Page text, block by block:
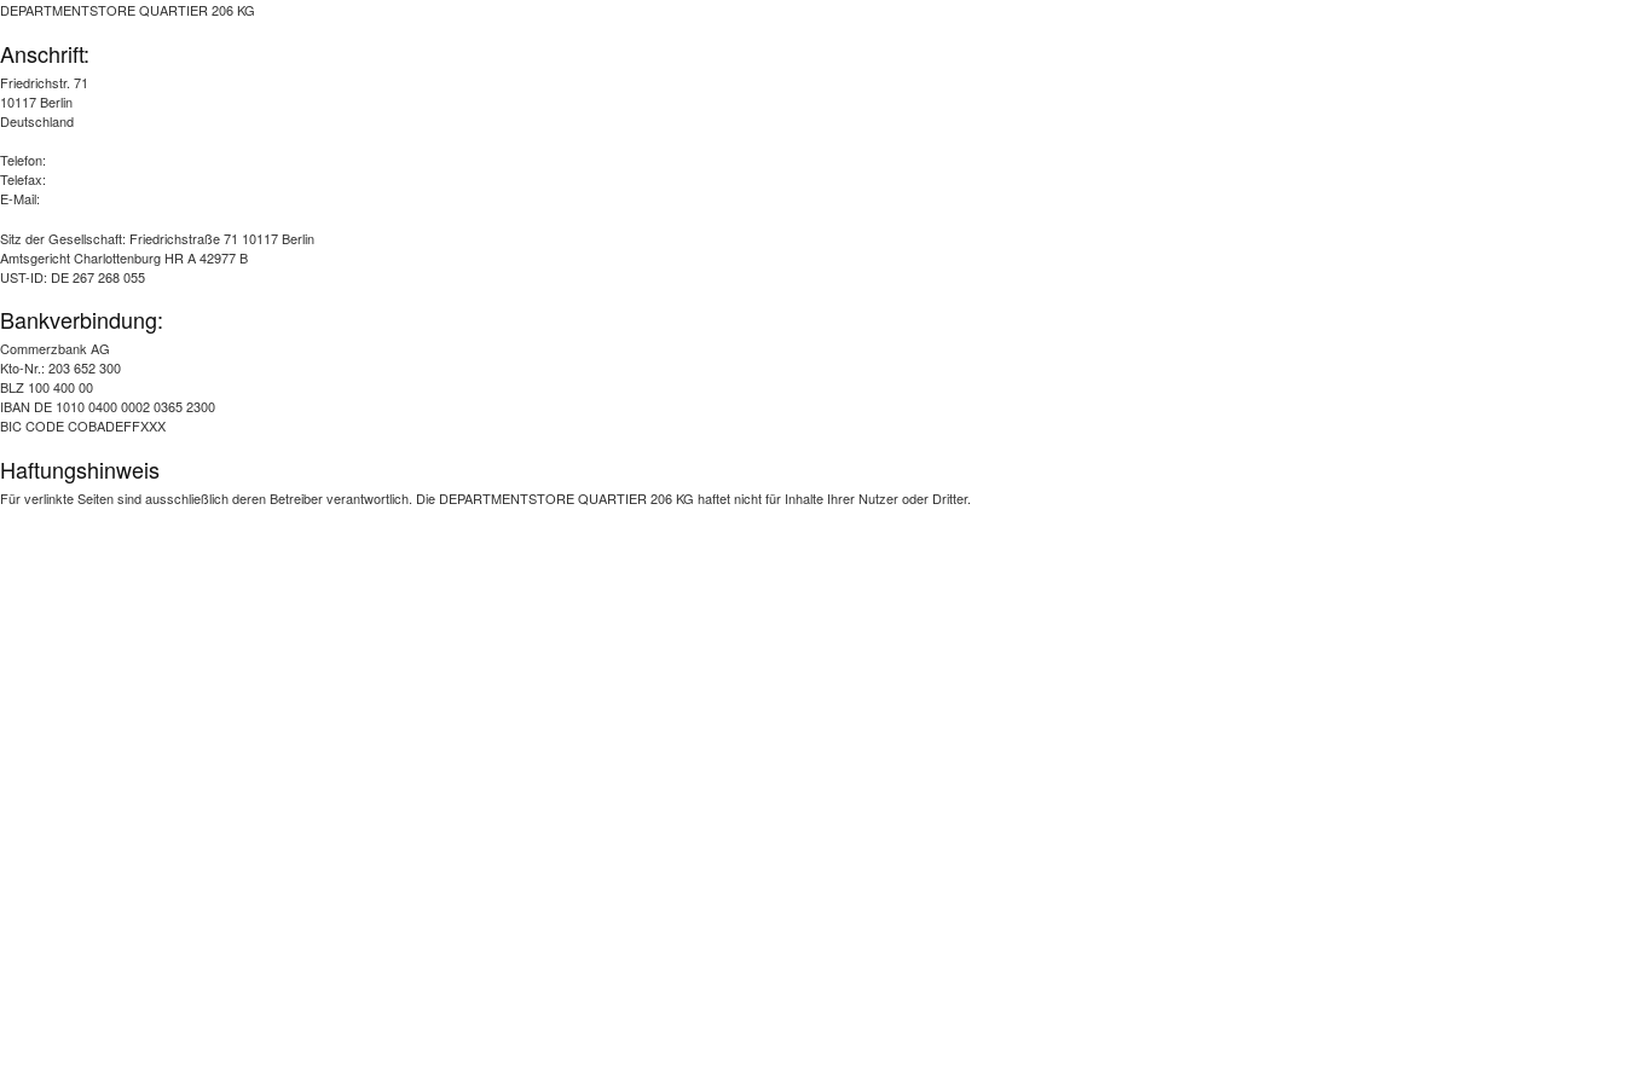
DEPARTMENTSTORE QUARTIER 206 KG
Anschrift:
Friedrichstr. 71
10117 Berlin
Deutschland
Telefon:
Telefax:
E-Mail:
Sitz der Gesellschaft: Friedrichstraße 71 10117 Berlin
Amtsgericht Charlottenburg HR A 42977 B
UST-ID: DE 267 268 055
Bankverbindung:
Commerzbank AG
Kto-Nr.: 203 652 300
BLZ 100 400 00
IBAN DE 1010 0400 0002 0365 2300
BIC CODE COBADEFFXXX
Haftungshinweis
Für verlinkte Seiten sind ausschließlich deren Betreiber verantwortlich. Die DEPARTMENTSTORE QUARTIER 206 KG haftet nicht für Inhalte Ihrer Nutzer oder Dritter.